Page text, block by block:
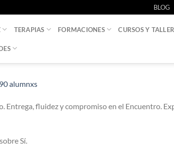
BLOG
TERAPIAS FORMACIONES CURSOS Y
alumnxs
fluidez y compromiso en el Encuentro.
Sí.